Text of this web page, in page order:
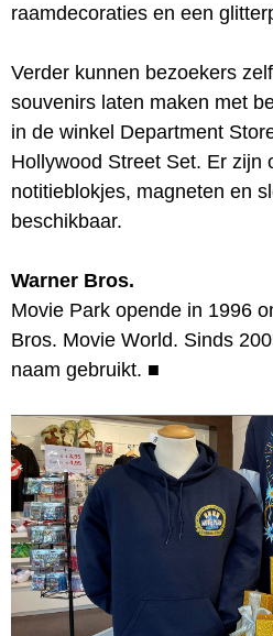
raamdecoraties en een
Verder kunnen bezoekers
souvenirs laten maken met
in de winkel Department
Hollywood Street Set. Er zijn
notitieblokjes, magneten en
beschikbaar.
Warner Bros.
Movie Park opende in 1996
Bros. Movie World. Sinds
naam gebruikt. ■